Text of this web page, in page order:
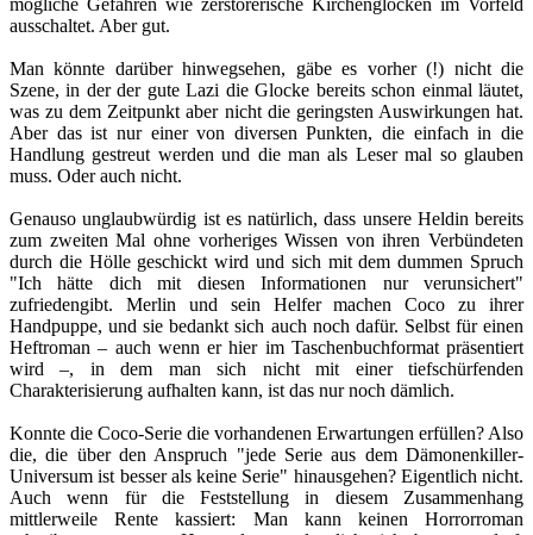
mögliche Gefahren wie zerstörerische Kirchenglocken im Vorfeld
ausschaltet. Aber gut.
Man könnte darüber hinwegsehen, gäbe es vorher (!) nicht die
Szene, in der der gute Lazi die Glocke bereits schon einmal läutet,
was zu dem Zeitpunkt aber nicht die geringsten Auswirkungen hat.
Aber das ist nur einer von diversen Punkten, die einfach in die
Handlung gestreut werden und die man als Leser mal so glauben
muss. Oder auch nicht.
Genauso unglaubwürdig ist es natürlich, dass unsere Heldin bereits
zum zweiten Mal ohne vorheriges Wissen von ihren Verbündeten
durch die Hölle geschickt wird und sich mit dem dummen Spruch
"Ich hätte dich mit diesen Informationen nur verunsichert"
zufriedengibt. Merlin und sein Helfer machen Coco zu ihrer
Handpuppe, und sie bedankt sich auch noch dafür. Selbst für einen
Heftroman – auch wenn er hier im Taschenbuchformat präsentiert
wird –, in dem man sich nicht mit einer tiefschürfenden
Charakterisierung aufhalten kann, ist das nur noch dämlich.
Konnte die Coco-Serie die vorhandenen Erwartungen erfüllen? Also
die, die über den Anspruch "jede Serie aus dem Dämonenkiller-
Universum ist besser als keine Serie" hinausgehen? Eigentlich nicht.
Auch wenn für die Feststellung in diesem Zusammenhang
mittlerweile Rente kassiert: Man kann keinen Horrorroman